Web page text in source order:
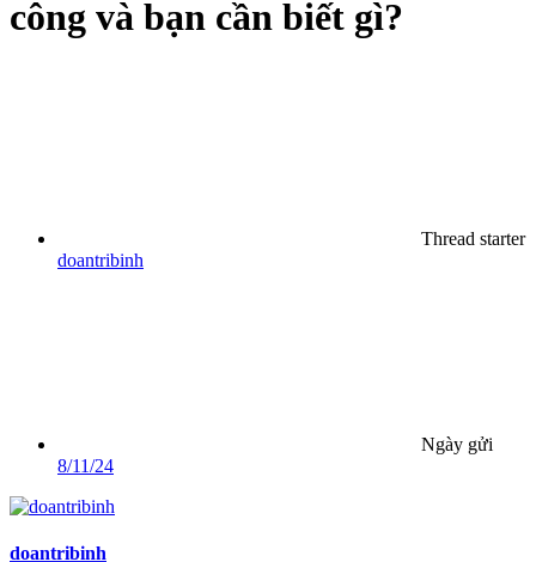
công và bạn cần biết gì?
Thread starter
doantribinh
Ngày gửi
8/11/24
doantribinh